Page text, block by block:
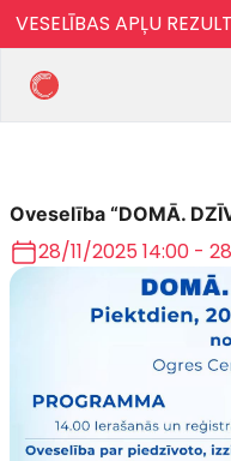
VESELĪBAS APĻU
Oveselība “DOMĀ.
28/11/2025 14:00 -